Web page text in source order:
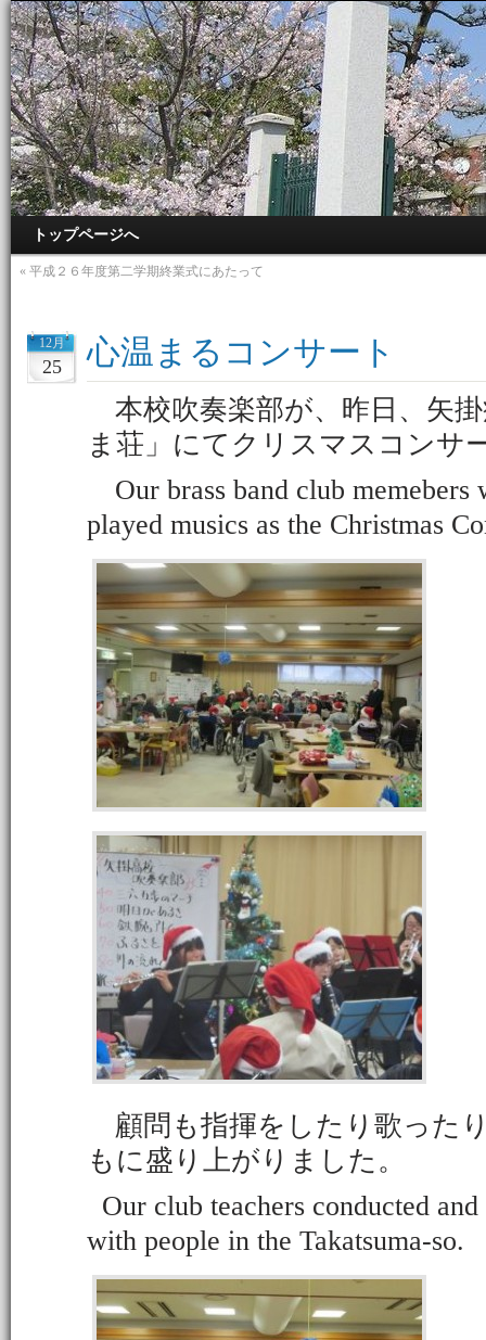
トップページへ
« 平成２６年度第二学期終業式にあたって
12月
25 心温まるコンサート
本校吹奏楽部が、昨日、矢
ま荘」にてクリスマスコンサ
Our brass band club memebers
played musics as the Christmas
顧問も指揮をしたり歌った
もに盛り上がりました。
Our club teachers conducted
with people in the Takatsuma-so.